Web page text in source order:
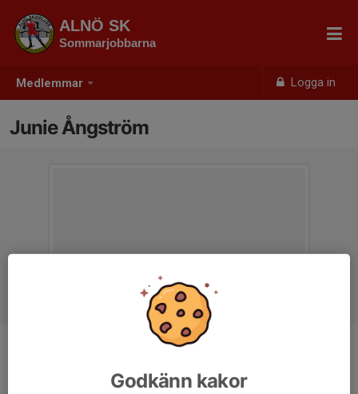
Medlemmar Logga in
ALNÖ SK
Sommarjobbarna
Junie Ångström
Godkänn kakor